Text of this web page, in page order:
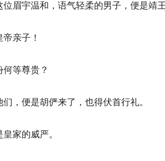
眉宇温和，语气轻柔的男子，便是靖王
亲子！
等尊贵？
，便是胡俨来了，也得伏首行礼。
家的威严。